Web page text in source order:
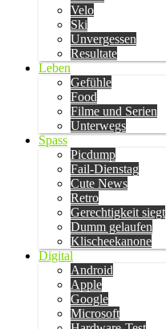
Velo
Ski
Unvergessen
Resultate
Leben
Gefühle
Food
Filme und Serien
Unterwegs
Spass
Picdump
Fail-Dienstag
Cute News
Retro
Gerechtigkeit siegt
Dumm gelaufen
Klischeekanone
Digital
Android
Apple
Google
Microsoft